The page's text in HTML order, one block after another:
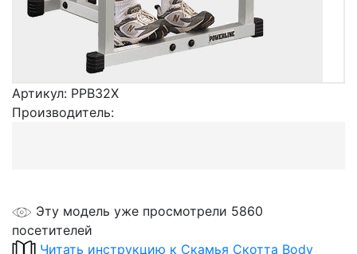
Артикул: PPB32X
Производитель:
Эту модель уже просмотрели 5860
посетителей
Читать инструкцию к Скамья Скотта Body